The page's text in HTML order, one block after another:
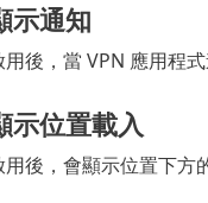
示通知
用後，當 VPN 應用程
示位置載入
用後，會顯示位置下方